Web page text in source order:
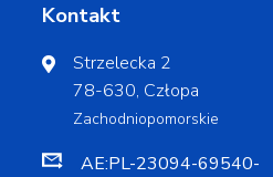
Kontakt
Strzelecka 2
78-630, Człopa
Zachodniopomorskie
AE:PL-23094-69540-